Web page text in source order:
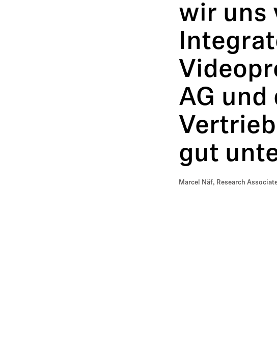
wir uns
AG und
gut
Marcel Näf, Research